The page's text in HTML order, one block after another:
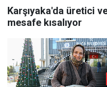
Karşıyaka'da üretici
mesafe kısalıyor